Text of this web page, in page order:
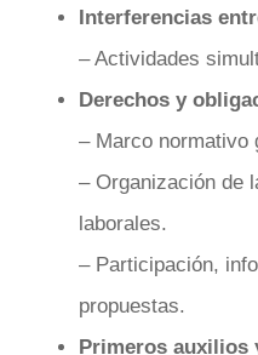
Interferencias
– Actividades
Derechos y
– Marco normativo
– Organización de
laborales.
– Participación,
propuestas.
Primeros auxilios